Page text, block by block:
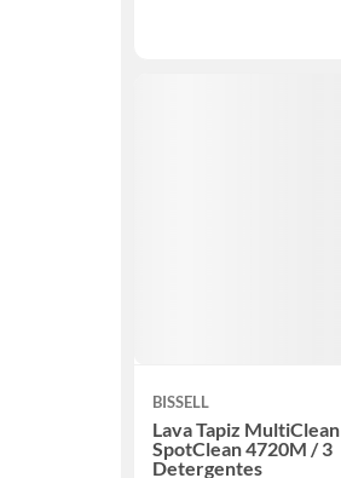
BISSELL
Lava Tapiz MultiClean
SpotClean 4720M / 3
Detergentes